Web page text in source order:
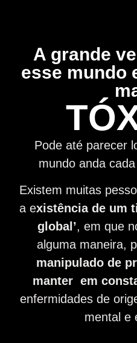
A grande
esse mundo
Pode até parecer
mundo anda
Existem muitas
a existência de um
global’, em que
alguma maneira,
manipulado de
manter em
enfermidades de
mental e